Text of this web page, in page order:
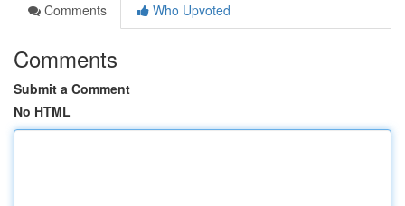
Comments
Who Upvoted
Comments
Submit a Comment
No HTML